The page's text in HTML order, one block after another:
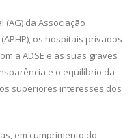
(AG) da Associação
os hospitais privados
a ADSE e as suas graves
e o equilíbrio da
superiores interesses dos
em cumprimento do